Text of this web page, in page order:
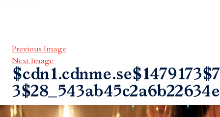
Previous Image
Next Image